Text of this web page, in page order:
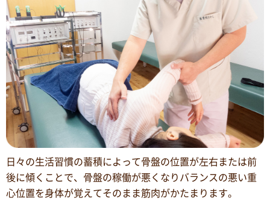
日々の生活習慣の蓄積によって骨盤の位置が左右または前
後に傾くことで、骨盤の稼働が悪くなりバランスの悪い重
心位置を身体が覚えてそのまま筋肉がかたまります。